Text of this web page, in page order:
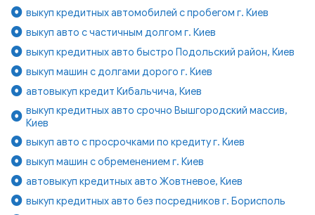
выкуп кредитных автомобилей с пробегом г. Киев
выкуп авто с частичным долгом г. Киев
выкуп кредитных авто быстро Подольский район, Киев
выкуп машин с долгами дорого г. Киев
автовыкуп кредит Кибальчича, Киев
выкуп кредитных авто срочно Вышгородский массив,
Киев
выкуп авто с просрочками по кредиту г. Киев
выкуп машин с обременением г. Киев
автовыкуп кредитных авто Жовтневое, Киев
выкуп кредитных авто без посредников г. Борисполь